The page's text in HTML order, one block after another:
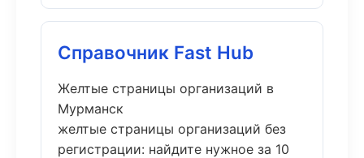
Справочник Fast Hub
Желтые страницы организаций в
Мурманск
желтые страницы организаций без
регистрации: найдите нужное за 10